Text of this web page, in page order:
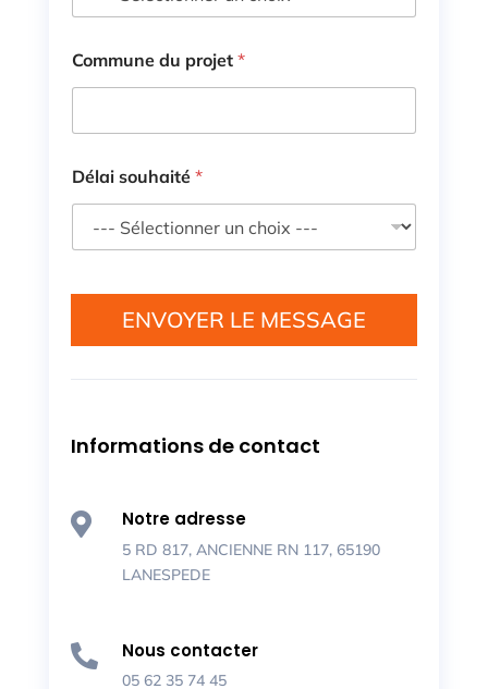
a
e
p
r
j
t
t
o
n
Commune du projet *
Délai souhaité *
ENVOYER LE MESSAGE
Informations de contact
 Notre adresse
5 RD 817, ANCIENNE RN 117, 65190
LANESPEDE
 Nous contacter
05 62 35 74 45